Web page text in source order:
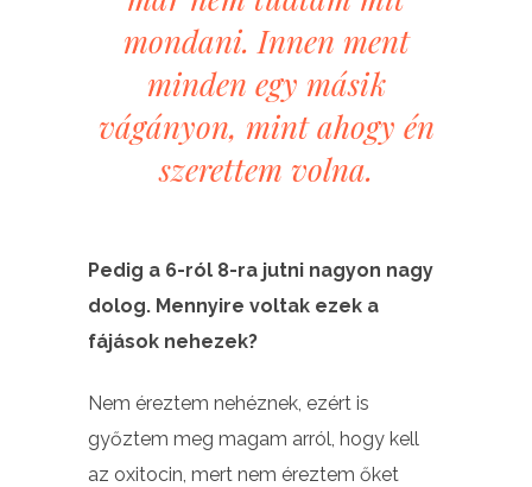
mondani. Innen ment
minden egy másik
vágányon, mint ahogy én
szerettem volna.
Pedig a 6-ról 8-ra jutni nagyon nagy
dolog. Mennyire voltak ezek a
fájások nehezek?
Nem éreztem nehéznek, ezért is
győztem meg magam arról, hogy kell
az oxitocin, mert nem éreztem őket